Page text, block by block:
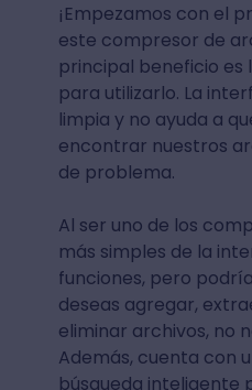
¡Empezamos con el
este compresor de
principal beneficio es
para utilizarlo. La
limpia y no ayuda a
encontrar nuestros
de problema.
Al ser uno de los
más simples de la
funciones, pero
deseas agregar,
eliminar archivos, no
Además, cuenta con
búsqueda inteligente